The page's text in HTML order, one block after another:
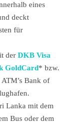
eines
deckt
für
der DKB Visa
GoldCard* bzw.
Bank of
Lanka mit dem
Bus oder dem